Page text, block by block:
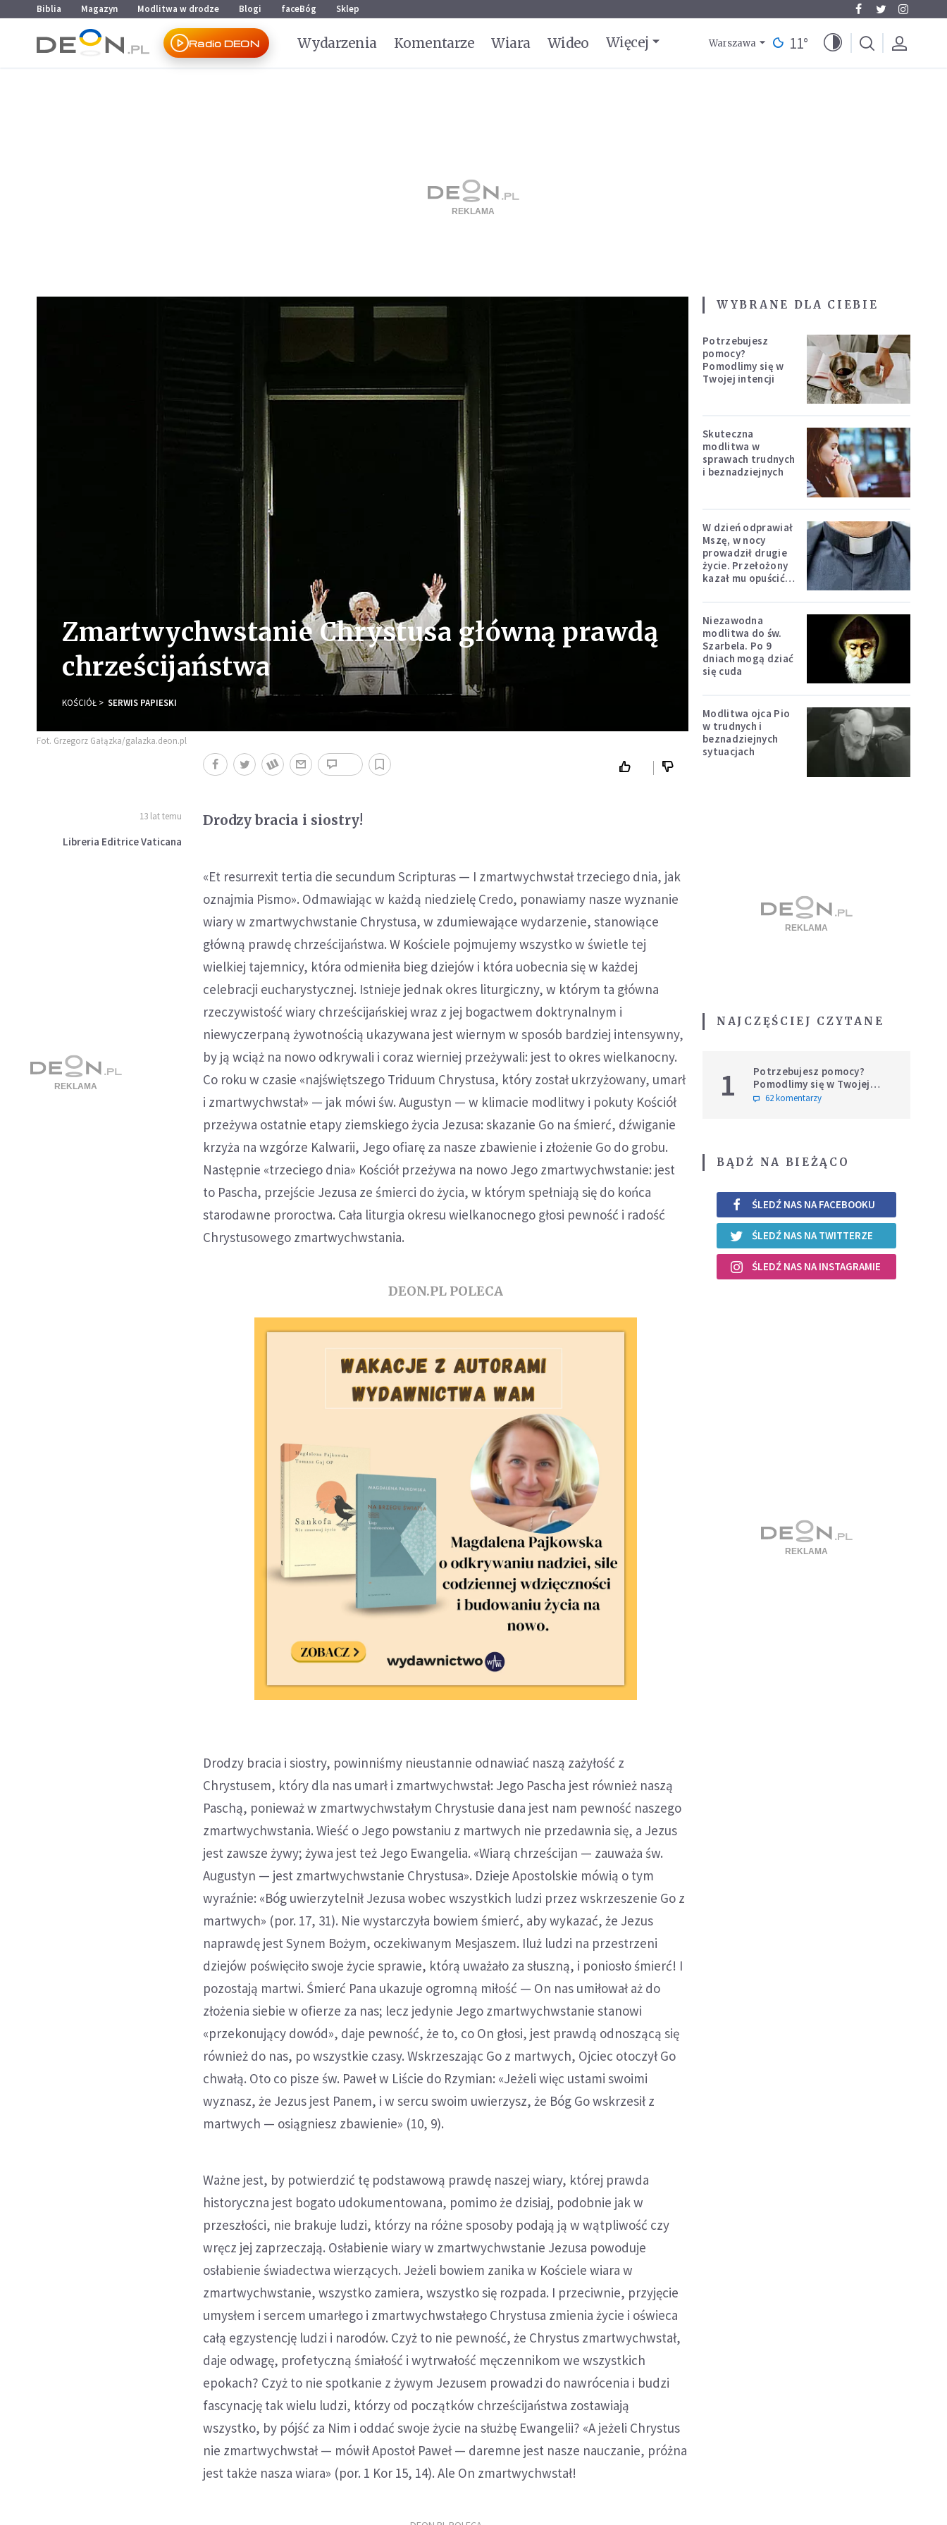
Przejdź do menu głównego
Przejdź do treści
Biblia Magazyn Modlitwa w drodze Blogi faceBóg Sklep
Radio DEON Wydarzenia Komentarze Wiara Wideo Więcej Warszawa 11°
Zmartwychwstanie Chrystusa główną prawdą
chrześcijaństwa
KOŚCIÓŁ SERWIS PAPIESKI
Fot. Grzegorz Gałązka/galazka.deon.pl
13 lat temu
Libreria Editrice Vaticana
Drodzy bracia i siostry!
«Et resurrexit tertia die secundum Scripturas — I zmartwychwstał trzeciego dnia, jak
oznajmia Pismo». Odmawiając w każdą niedzielę Credo, ponawiamy nasze wyznanie
wiary w zmartwychwstanie Chrystusa, w zdumiewające wydarzenie, stanowiące
główną prawdę chrześcijaństwa. W Kościele pojmujemy wszystko w świetle tej
wielkiej tajemnicy, która odmieniła bieg dziejów i która uobecnia się w każdej
celebracji eucharystycznej. Istnieje jednak okres liturgiczny, w którym ta główna
rzeczywistość wiary chrześcijańskiej wraz z jej bogactwem doktrynalnym i
niewyczerpaną żywotnością ukazywana jest wiernym w sposób bardziej intensywny,
by ją wciąż na nowo odkrywali i coraz wierniej przeżywali: jest to okres wielkanocny.
Co roku w czasie «najświętszego Triduum Chrystusa, który został ukrzyżowany, umarł
i zmartwychwstał» — jak mówi św. Augustyn — w klimacie modlitwy i pokuty Kościół
przeżywa ostatnie etapy ziemskiego życia Jezusa: skazanie Go na śmierć, dźwiganie
krzyża na wzgórze Kalwarii, Jego ofiarę za nasze zbawienie i złożenie Go do grobu.
Następnie «trzeciego dnia» Kościół przeżywa na nowo Jego zmartwychwstanie: jest
to Pascha, przejście Jezusa ze śmierci do życia, w którym spełniają się do końca
starodawne proroctwa. Cała liturgia okresu wielkanocnego głosi pewność i radość
Chrystusowego zmartwychwstania.
DEON.PL POLECA
Drodzy bracia i siostry, powinniśmy nieustannie odnawiać naszą zażyłość z
Chrystusem, który dla nas umarł i zmartwychwstał: Jego Pascha jest również naszą
Paschą, ponieważ w zmartwychwstałym Chrystusie dana jest nam pewność naszego
zmartwychwstania. Wieść o Jego powstaniu z martwych nie przedawnia się, a Jezus
jest zawsze żywy; żywa jest też Jego Ewangelia. «Wiarą chrześcijan — zauważa św.
Augustyn — jest zmartwychwstanie Chrystusa». Dzieje Apostolskie mówią o tym
wyraźnie: «Bóg uwierzytelnił Jezusa wobec wszystkich ludzi przez wskrzeszenie Go z
martwych» (por. 17, 31). Nie wystarczyła bowiem śmierć, aby wykazać, że Jezus
naprawdę jest Synem Bożym, oczekiwanym Mesjaszem. Iluż ludzi na przestrzeni
dziejów poświęciło swoje życie sprawie, którą uważało za słuszną, i poniosło śmierć! I
pozostają martwi. Śmierć Pana ukazuje ogromną miłość — On nas umiłował aż do
złożenia siebie w ofierze za nas; lecz jedynie Jego zmartwychwstanie stanowi
«przekonujący dowód», daje pewność, że to, co On głosi, jest prawdą odnoszącą się
również do nas, po wszystkie czasy. Wskrzeszając Go z martwych, Ojciec otoczył Go
chwałą. Oto co pisze św. Paweł w Liście do Rzymian: «Jeżeli więc ustami swoimi
wyznasz, że Jezus jest Panem, i w sercu swoim uwierzysz, że Bóg Go wskrzesił z
martwych — osiągniesz zbawienie» (10, 9).
Ważne jest, by potwierdzić tę podstawową prawdę naszej wiary, której prawda
historyczna jest bogato udokumentowana, pomimo że dzisiaj, podobnie jak w
przeszłości, nie brakuje ludzi, którzy na różne sposoby podają ją w wątpliwość czy
wręcz jej zaprzeczają. Osłabienie wiary w zmartwychwstanie Jezusa powoduje
osłabienie świadectwa wierzących. Jeżeli bowiem zanika w Kościele wiara w
zmartwychwstanie, wszystko zamiera, wszystko się rozpada. I przeciwnie, przyjęcie
umysłem i sercem umarłego i zmartwychwstałego Chrystusa zmienia życie i oświeca
całą egzystencję ludzi i narodów. Czyż to nie pewność, że Chrystus zmartwychwstał,
daje odwagę, profetyczną śmiałość i wytrwałość męczennikom we wszystkich
epokach? Czyż to nie spotkanie z żywym Jezusem prowadzi do nawrócenia i budzi
fascynację tak wielu ludzi, którzy od początków chrześcijaństwa zostawiają
wszystko, by pójść za Nim i oddać swoje życie na służbę Ewangelii? «A jeżeli Chrystus
nie zmartwychwstał — mówił Apostoł Paweł — daremne jest nasze nauczanie, próżna
jest także nasza wiara» (por. 1 Kor 15, 14). Ale On zmartwychwstał!
WYBRANE DLA CIEBIE
Potrzebujesz
pomocy?
Pomodlimy się w
Twojej intencji
Skuteczna
modlitwa w
sprawach trudnych
i beznadziejnych
W dzień odprawiał
Mszę, w nocy
prowadził drugie
życie. Przełożony
kazał mu opuścić
Niezawodna
modlitwa do św.
Szarbela. Po 9
dniach mogą dziać
się cuda
Modlitwa ojca Pio
w trudnych i
beznadziejnych
sytuacjach
NAJCZĘŚCIEJ CZYTANE
1
Potrzebujesz pomocy?
Pomodlimy się w Twojej
intencji
62 komentarzy
BĄDŹ NA BIEŻĄCO
ŚLEDŹ NAS NA FACEBOOKU
ŚLEDŹ NAS NA TWITTERZE
ŚLEDŹ NAS NA INSTAGRAMIE